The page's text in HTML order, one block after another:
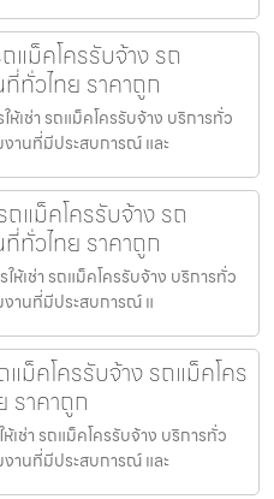
แม็คโครรับจ้าง รถ
ทั่วไทย ราคาถูก
ห้เช่า รถแม็คโครรับจ้าง บริการทั่ว
งานที่มีประสบการณ์ และ
แม็คโครรับจ้าง รถ
ทั่วไทย ราคาถูก
ห้เช่า รถแม็คโครรับจ้าง บริการทั่ว
งานที่มีประสบการณ์ แ
แม็คโครรับจ้าง รถแม็คโคร
ราคาถูก
เช่า รถแม็คโครรับจ้าง บริการทั่ว
งานที่มีประสบการณ์ และ